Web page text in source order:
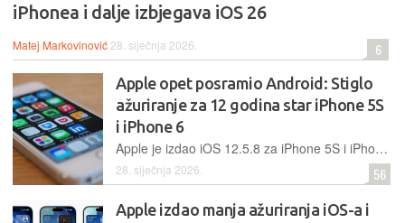
iPhonea i dalje izbjegava iOS 26
Matej Markovinović 28. siječnja 2026. 6
Apple opet posramio Android: Stiglo
ažuriranje za 12 godina star iPhone 5S
i iPhone 6
Apple je izdao iOS 12.5.8 za iPhone 5S i iPhone 6, produžujući rad ključnih aplikacija na uređajima starim i preko dvanaest godina te postavljajući novi rekord u softverskoj podršci
28. siječnja 2026. 56
Apple izdao manja ažuriranja iOS-a i